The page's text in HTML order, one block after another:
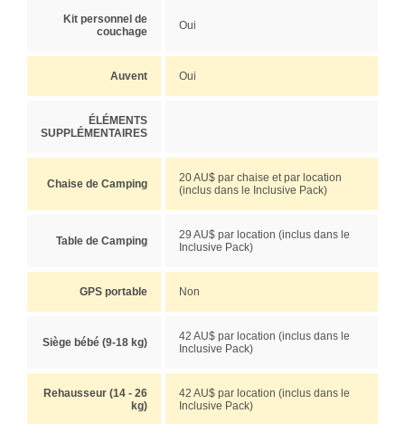
Kit personnel de
couchage
Oui
Auvent Oui
ÉLÉMENTS
SUPPLÉMENTAIRES
Chaise de Camping
20 AU$ par chaise et par location
(inclus dans le Inclusive Pack)
Table de Camping
29 AU$ par location (inclus dans le
Inclusive Pack)
GPS portable Non
Siège bébé (9-18 kg)
42 AU$ par location (inclus dans le
Inclusive Pack)
Rehausseur (14 - 26
kg)
42 AU$ par location (inclus dans le
Inclusive Pack)